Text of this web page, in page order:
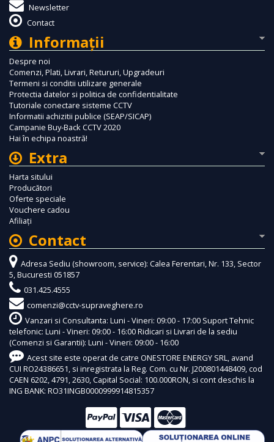
Newsletter
Contact
Informaţii
Despre noi
Comenzi, Plati, Livrari, Retururi, Upgradeuri
Termeni si conditii utilizare generale
Protectia datelor si politica de confidentialitate
Tutoriale conectare sisteme CCTV
Informatii achizitii publice (SEAP/SICAP)
Campanie Buy-Back CCTV 2020
Hai în echipa noastră!
Extra
Harta sitului
Producători
Oferte speciale
Vouchere cadou
Afiliaţi
Contact
Adresa Sediu (showroom, service): Calea Ferentari, Nr. 133, Sector
5, Bucuresti 051857
031.425.4555
comenzi@cctv-supraveghere.ro
Vanzari si Consultanta: Luni - Vineri: 09:00 - 17:00 Suport Tehnic
telefonic: Luni - Vineri: 09:00 - 16:00 Ridicari si Livrari de la sediu
(Comenzi si Garantii): Luni - Vineri: 09:00 - 16:00
Acest site este operat de catre ONESTORE ENERGY SRL, avand
CUI RO24386651, si inregistrata la Reg. Com. cu Nr. J200801448409, cod
CAEN 6202, 4791, 2630, Capital Social: 100.000RON, si cont deschis la
ING BANK: RO31INGB0000999914815357